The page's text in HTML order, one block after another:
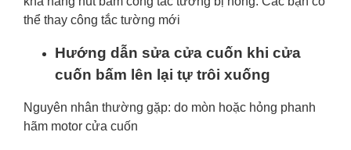
thể thay công tắc tường mới
Hướng dẫn sửa cửa cuốn khi cửa
cuốn bấm lên lại tự trôi xuống
Nguyên nhân thường gặp: do mòn hoặc hỏng phanh
hãm motor cửa cuốn